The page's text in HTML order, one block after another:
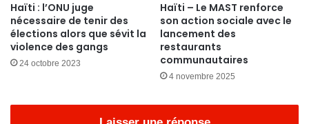
Haïti : l’ONU juge
nécessaire de tenir des
élections alors que sévit la
violence des gangs
24 octobre 2023
Haïti – Le MAST renforce
son action sociale avec le
lancement des
restaurants
communautaires
4 novembre 2025